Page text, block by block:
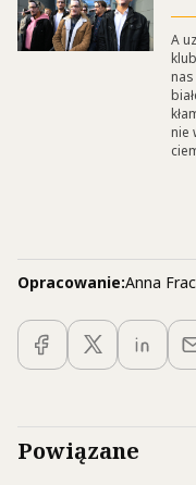
A
nas
nie
Opracowanie:Anna
Powiązane